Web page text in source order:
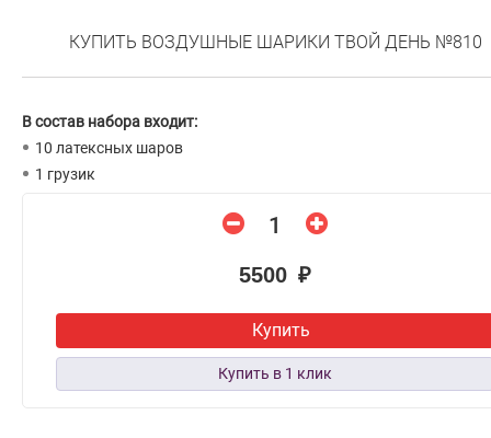
КУПИТЬ ВОЗДУШНЫЕ ШАРИКИ ТВОЙ ДЕНЬ №810
В состав набора входит:
10 латексных шаров
1 грузик
5500 ₽
Купить